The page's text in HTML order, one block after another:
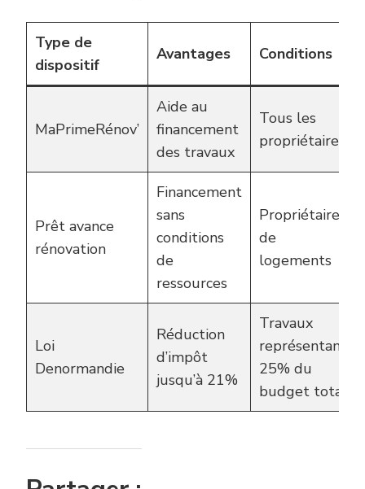
Type de
dispositif
Avantages Conditions
MaPrimeRénov’
Aide au
financement
des travaux
Tous les
propriétaires
Prêt avance
rénovation
Financement
sans
conditions
de
ressources
Propriétaires
de
logements
Loi
Denormandie
Réduction
d’impôt
jusqu’à 21%
Travaux
représentant
25% du
budget total